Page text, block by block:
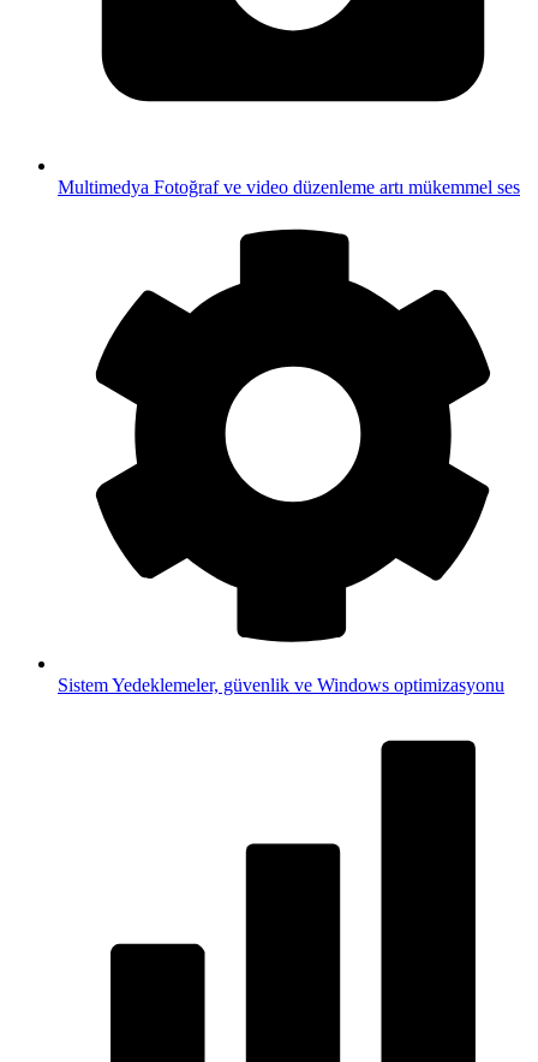
Multimedya Fotoğraf ve video düzenleme artı mükemmel ses
SistemYedeklemeler, güvenlik ve Windows optimizasyonu